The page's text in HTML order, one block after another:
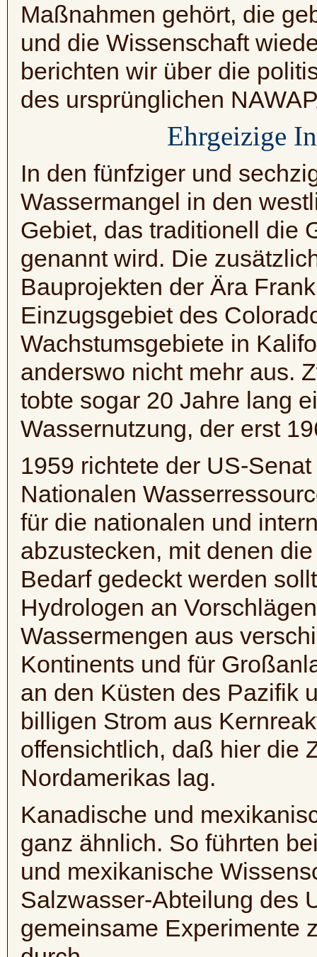
Maßnahmen gehört, die
und die Wissenschaft
berichten wir über die
des ursprünglichen
Ehrgeizige
In den fünfziger und
Wassermangel in den
Gebiet, das traditionell die
genannt wird. Die
Bauprojekten der Ära
Einzugsgebiet des
Wachstumsgebiete in
anderswo nicht mehr aus.
tobte sogar 20 Jahre lang
Wassernutzung, der erst
1959 richtete der US-
Nationalen
für die nationalen und
abzustecken, mit denen
Bedarf gedeckt werden
Hydrologen an
Wassermengen aus
Kontinents und für
an den Küsten des Pazifik
billigen Strom aus
offensichtlich, daß hier die
Nordamerikas lag.
Kanadische und
ganz ähnlich. So führten
und mexikanische
Salzwasser-Abteilung des
gemeinsame Experimente